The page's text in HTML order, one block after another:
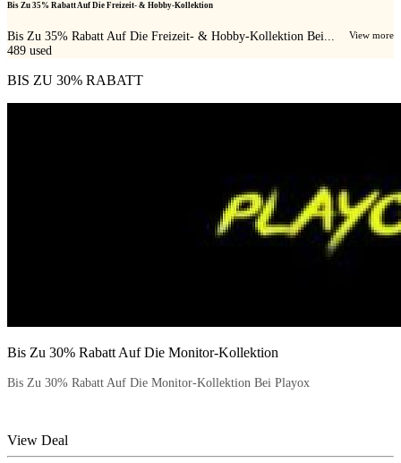
Bis Zu 35% Rabatt Auf Die Freizeit- & Hobby-Kollektion
Bis Zu 35% Rabatt Auf Die Freizeit- & Hobby-Kollektion Bei... View more
489 used
BIS ZU 30% RABATT
Bis Zu 30% Rabatt Auf Die Monitor-Kollektion
Bis Zu 30% Rabatt Auf Die Monitor-Kollektion Bei Playox
View Deal